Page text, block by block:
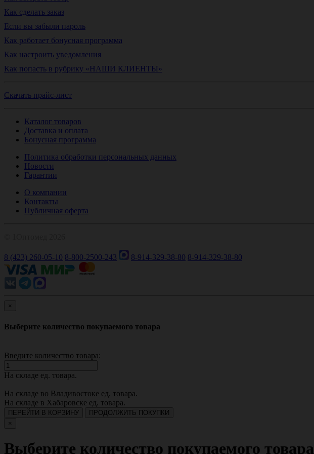
Как сделать заказ
Если вы забыли пароль
Как работает бонусная программа
Как настроить уведомления
Как попасть в рубрику «НАШИ КЛИЕНТЫ»
Скачать прайс-лист
Каталог товаров
Доставка и оплата
Бонусная программа
Политика обработки персональных данных
Новости
Гарантии
О компании
Контакты
Публичная оферта
8 (423) 260-05-10 8-800-2500-243 8-914-329-38-80 8-914-329-38-80
×
Выберите количество покупаемого товара
Введите количество товара:
На складе ед. товара.
На складе во Владивостоке ед. товара.
На складе в Хабаровске ед. товара.
ПЕРЕЙТИ В КОРЗИНУ
ПРОДОЛЖИТЬ ПОКУПКИ
×
Выберите количество покупаемого товара